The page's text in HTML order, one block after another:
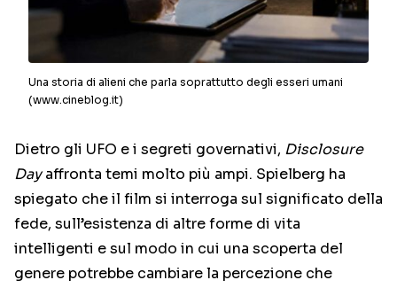
Una storia di alieni che parla soprattutto degli esseri umani
(www.cineblog.it)
Dietro gli UFO e i segreti governativi, Disclosure
Dayaffronta temi molto più ampi. Spielberg ha
spiegato che il film si interroga sul significato della
fede, sull’esistenza di altre forme di vita
intelligenti e sul modo in cui una scoperta del
genere potrebbe cambiare la percezione che